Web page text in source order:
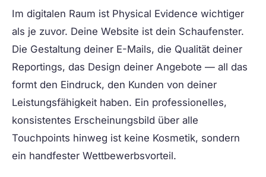
Im digitalen Raum ist Physical Evidence wichtiger
als je zuvor. Deine Website ist dein Schaufenster.
Die Gestaltung deiner E-Mails, die Qualität deiner
Reportings, das Design deiner Angebote — all das
formt den Eindruck, den Kunden von deiner
Leistungsfähigkeit haben. Ein professionelles,
konsistentes Erscheinungsbild über alle
Touchpoints hinweg ist keine Kosmetik, sondern
ein handfester Wettbewerbsvorteil.